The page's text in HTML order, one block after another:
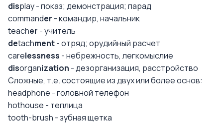
display - показ; демонстрация; парад
commander - командир, начальник
teacher - учитель
detachment- отряд; орудийный расчет
carelessness - небрежность, легкомыслие
disorganization - дезорганизация, расстройство
Сложные, т.е. состоящие из двух или более основ:
headphone - головной телефон
hothouse - теплица
tooth-brush - зубная щетка